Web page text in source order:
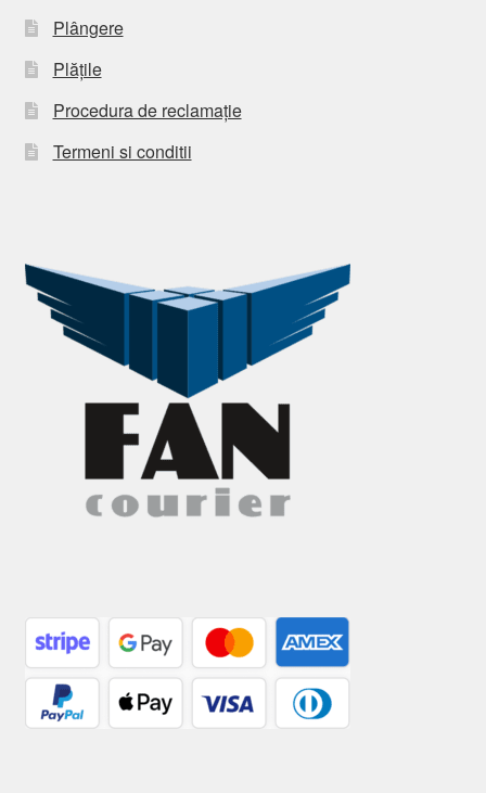
Plângere
Plățile
Procedura de reclamație
Termeni si conditii